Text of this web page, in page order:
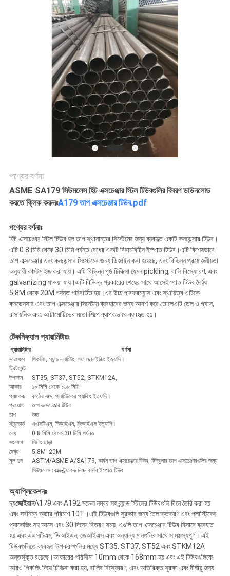
পণ্যের বর্ণনা
ASME SA179 সিউমলেস হিট এক্সচেঞ্জার স্টিল টিউবগুলির বিবরণ ডাউনলোড
করতে ক্লিক করুনঃA179 তাপ এক্সচেঞ্জার টিউব.pdf
পণ্যের বর্ণনাঃ
হিট এক্সচেঞ্জার স্টিল টিউব হল তাপ স্থানান্তর সিস্টেমের জন্য ব্যবহৃত একটি কনডেন্সার টিউব।
এটি 0.8 মিমি থেকে 30 মিমি পর্যন্ত বেধের একটি বিরামবিহীন ইস্পাত টিউব।এটি বিশেষভাবে
তাপ এক্সচেঞ্জার এবং কনডেন্সার সিস্টেমের জন্য ডিজাইন করা হয়েছে, এবং বিভিন্ন প্রয়োজনীয়তা
অনুযায়ী কাস্টমাইজ করা যায়। এটি বিভিন্ন পৃষ্ঠ চিকিত্সা যেমন pickling, বালি বিস্ফোরণ, এবং
galvanizing পাওয়া যায়।এটি বিভিন্ন প্রকারের শেষের সাথে আসেইস্পাত টিউব দৈর্ঘ্য
5.8M থেকে 20M পর্যন্ত পরিবর্তিত হয়।এর উচ্চ পারফরম্যান্স এবং স্থায়িত্ব এটিকে
কনডেনসার এবং তাপ এক্সচেঞ্জার সিস্টেমে ব্যবহারের জন্য আদর্শ করে তোলেএটি তেল ও গ্যাস,
রাসায়নিক এবং অটোমোটিভের মতো শিল্পে ব্যাপকভাবে ব্যবহৃত হয়।
টেকনিক্যাল প্যারামিটারঃ
প্যারামিটার
বর্ণনা
সারফেস
ট্রিটমেন্ট
পিকলিং, স্যান্ড ব্লাস্টিং, গ্যালভানাইজিং ইত্যাদি।
উপাদান
ST35, ST37, ST52, STKM12A,
আকার
১০ মিমি থেকে ১৬৮ মিমি
প্যাকেজ
কাঠের বাক্স, প্লাস্টিকের প্যাকিং ইত্যাদি।
প্রয়োগ
তাপ এক্সচেঞ্জার টিউব
চাপ
উচ্চ
স্ট্যান্ডার্ড
এএসটিএম, ডিআইএন, জিআইএস ইত্যাদি।
বেধ
0.8 মিমি থেকে 30 মিমি পর্যন্ত
সংযোগ
সিলিং ছাড়া
দৈর্ঘ্য
5.8M- 20M
মূল শব্দ
ASTM/ASME A/SA179, কার্বন তাপ এক্সচেঞ্জার টিউব, টিউবুলার তাপ এক্সচেঞ্জারগুলির জন্য
সিউমলেস কোল্ড-ট্র্যাকড নিম্ন কার্বন ইস্পাত টিউব
অ্যাপ্লিকেশনঃ
দ্যজোইরানA179 এবং A192 মডেল নম্বর সহ ব্র্যান্ড স্টিলের টিউবগুলি চীনে তৈরি করা হয়
এবং সর্বনিম্ন অর্ডার পরিমাণ 10T।এই টিউবগুলি সুরক্ষার জন্য তৈলাক্তকরণ এবং প্লাস্টিকের
প্যাকেজিং সহ আসে এবং 30 দিনের বিতরণ সময়. এগুলি তাপ এক্সচেঞ্জার টিউব হিসাবে ব্যবহৃত
হয় এবং এএসটিএম, ডিআইএন, জেআইএস এবং অন্যান্য মানগুলির সাথে সামঞ্জস্যপূর্ণ। এই
টিউবগুলিতে ব্যবহৃত উপকরণগুলির মধ্যে ST35, ST37, ST52 এবং STKM12A
অন্তর্ভুক্ত রয়েছে।আকারের পরিসীমা 10mm থেকে 168mm হয় এবং এই টিউবগুলিকে
আরও পিকলিং দিয়ে চিকিত্সা করা হয়, বালির বিস্ফোরণ, এবং অতিরিক্ত সুরক্ষা এবং দীর্ঘায়ু জন্য